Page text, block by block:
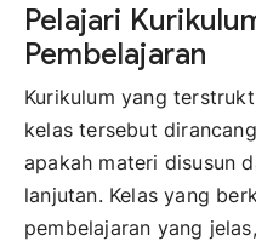
Pelajari
Pembelajaran
Kurikulum yang
kelas tersebut
apakah materi disusun
lanjutan. Kelas yang
pembelajaran yang